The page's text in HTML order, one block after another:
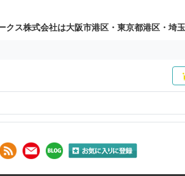
クス株式会社は大阪市港区・東京都港区・埼